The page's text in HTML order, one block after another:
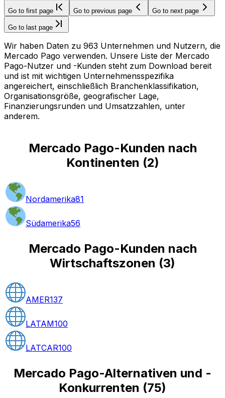
Go to first page Go to previous page Go to next page
Go to last page
Wir haben Daten zu 963 Unternehmen und Nutzern, die
Mercado Pago verwenden. Unsere Liste der Mercado
Pago-Nutzer und -Kunden steht zum Download bereit
und ist mit wichtigen Unternehmensspezifika
angereichert, einschließlich Branchenklassifikation,
Organisationsgröße, geografischer Lage,
Finanzierungsrunden und Umsatzzahlen, unter
anderem.
Mercado Pago-Kunden nach
Kontinenten (2)
Nordamerika81
Südamerika56
Mercado Pago-Kunden nach
Wirtschaftszonen (3)
AMER137
LATAM100
LATCAR100
Mercado Pago-Alternativen und -
Konkurrenten (75)